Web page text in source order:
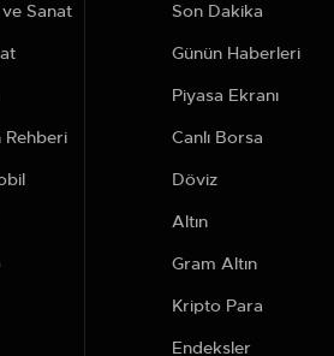
Sanat
Rehberi
Son Dakika
Günün Haberleri
Piyasa Ekranı
Canlı Borsa
Döviz
Altın
Gram Altın
Kripto Para
Endeksler